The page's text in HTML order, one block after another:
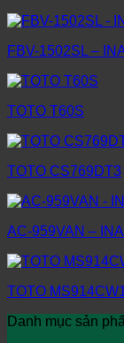
FBV-1502SL –
TOTO T60S
TOTO CS769DT3
AC-959VAN –
TOTO
Danh mục sản